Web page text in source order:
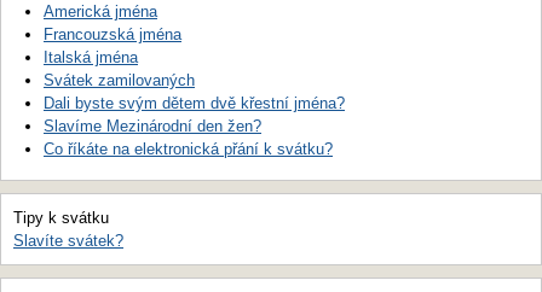
Americká jména
Francouzská jména
Italská jména
Svátek zamilovaných
Dali byste svým dětem dvě křestní jména?
Slavíme Mezinárodní den žen?
Co říkáte na elektronická přání k svátku?
Tipy k svátku
Slavíte svátek?